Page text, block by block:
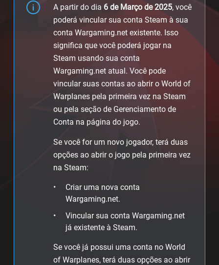
A partir do dia 6 de Março de 2025, você
poderá vincular sua conta Steam à sua
conta Wargaming.net existente. Isso
significa que você poderá jogar na
Steam usando sua conta
Wargaming.net atual. Você pode
vincular suas contas ao abrir o World of
Warplanes pela primeira vez na Steam
ou pela seção de Gerenciamento de
Conta na página do jogo.
Se você for um novo jogador, terá duas
opções ao abrir o jogo pela primeira vez
na Steam:
Criar uma nova conta
Wargaming.net.
Vincular sua conta Wargaming.net
já existente à Steam.
Se você já possui uma conta no World
of Warplanes, terá duas opções ao abrir